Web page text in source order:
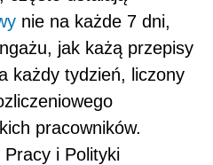
nie na każde 7 dni,
jak każą przepisy
każdy tydzień, liczony
pracowników.
i Polityki